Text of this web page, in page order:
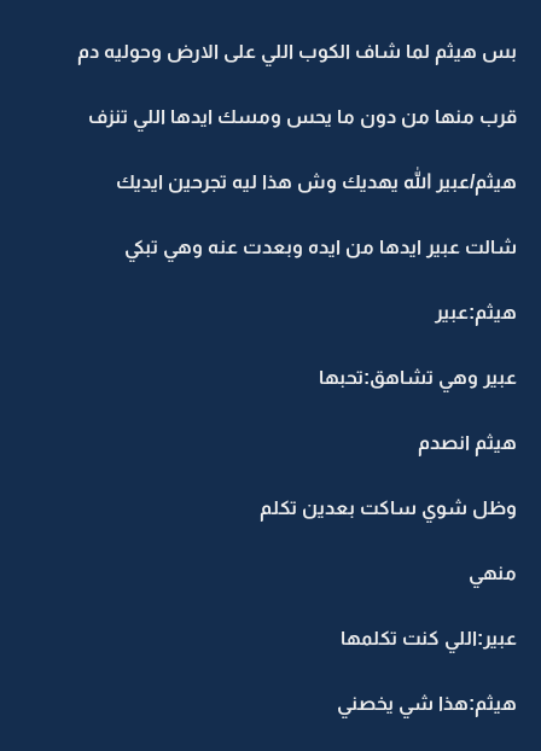
بس هيثم لما شاف الكوب اللي على الارض وحوليه دم
قرب منها من دون ما يحس ومسك ايدها اللي تنزف
هيثم/عبير الله يهديك وش هذا ليه تجرحين ايديك
شالت عبير ايدها من ايده وبعدت عنه وهي تبكي
هيثم:عبير
عبير وهي تشاهق:تحبها
هيثم انصدم
وظل شوي ساكت بعدين تكلم
منهي
عبير:اللي كنت تكلمها
هيثم:هذا شي يخصني